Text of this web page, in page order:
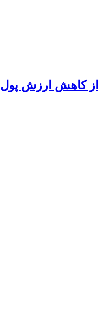
کاهش ارزش پول